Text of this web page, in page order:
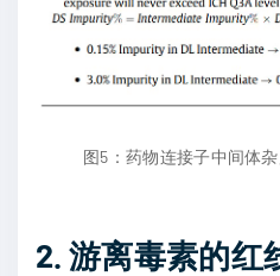
图5：药物连接子中间体
2. 游离毒素的红